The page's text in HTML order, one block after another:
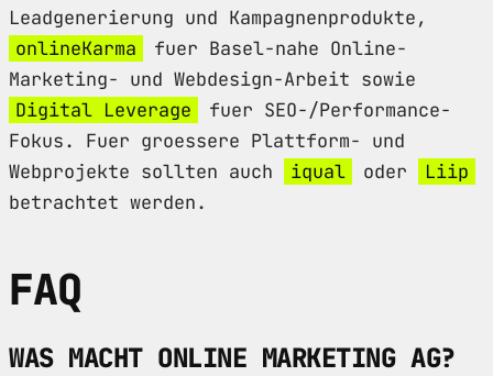
Leadgenerierung und Kampagnenprodukte,
onlineKarma
fuer Basel-nahe Online-
Marketing- und Webdesign-Arbeit sowie
Digital Leverage
fuer SEO-/Performance-
Fokus. Fuer groessere Plattform- und
Webprojekte sollten auch
iqual oder
Liip
betrachtet werden.
FAQ
WAS MACHT ONLINE MARKETING AG?